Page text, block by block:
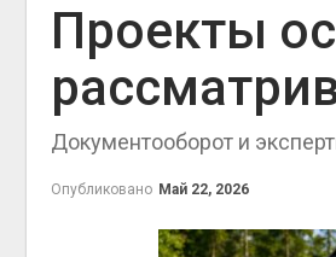
Проекты
Документооборот и
Опубликовано Май 22, 2026